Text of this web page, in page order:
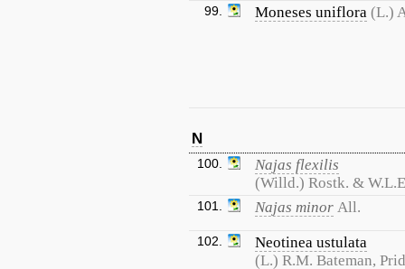
99. Moneses uniflora (L.)
N
100.
Najas flexilis
(Willd.) Rostk. &
101. Najas minor All.
102.
Neotinea ustulata
(L.) R.M. Bateman,